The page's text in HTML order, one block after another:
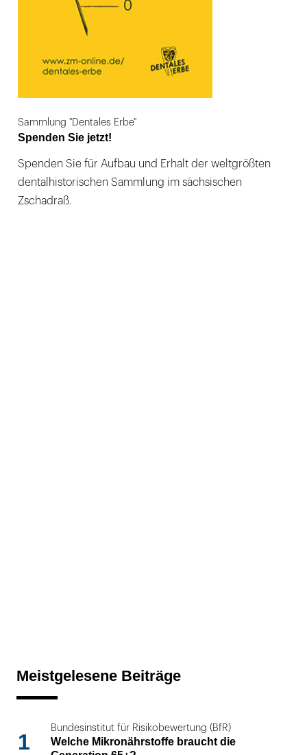
Sammlung "Dentales Erbe"
Spenden Sie jetzt!
Spenden Sie für Aufbau und Erhalt der weltgrößten
dentalhistorischen Sammlung im sächsischen
Zschadraß.
Meistgelesene Beiträge
1
Bundesinstitut für Risikobewertung (BfR)
Welche Mikronährstoffe braucht die